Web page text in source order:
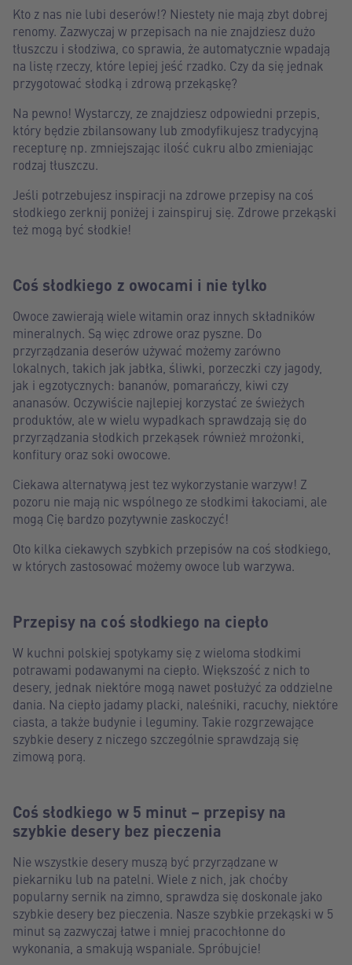
Kto z nas nie lubi deserów!? Niestety nie mają zbyt dobrej
renomy. Zazwyczaj w przepisach na nie znajdziesz dużo
tłuszczu i słodziwa, co sprawia, że automatycznie wpadają
na listę rzeczy, które lepiej jeść rzadko. Czy da się jednak
przygotować słodką i zdrową przekąskę?
Na pewno! Wystarczy, ze znajdziesz odpowiedni przepis,
który będzie zbilansowany lub zmodyfikujesz tradycyjną
recepturę np. zmniejszając ilość cukru albo zmieniając
rodzaj tłuszczu.
Jeśli potrzebujesz inspiracji na zdrowe przepisy na coś
słodkiego zerknij poniżej i zainspiruj się. Zdrowe przekąski
też mogą być słodkie!
Coś słodkiego z owocami i nie tylko
Owoce zawierają wiele witamin oraz innych składników
mineralnych. Są więc zdrowe oraz pyszne. Do
przyrządzania deserów używać możemy zarówno
lokalnych, takich jak jabłka, śliwki, porzeczki czy jagody,
jak i egzotycznych: bananów, pomarańczy, kiwi czy
ananasów. Oczywiście najlepiej korzystać ze świeżych
produktów, ale w wielu wypadkach sprawdzają się do
przyrządzania słodkich przekąsek również mrożonki,
konfitury oraz soki owocowe.
Ciekawa alternatywą jest tez wykorzystanie warzyw! Z
pozoru nie mają nic wspólnego ze słodkimi łakociami, ale
mogą Cię bardzo pozytywnie zaskoczyć!
Oto kilka ciekawych szybkich przepisów na coś słodkiego,
w których zastosować możemy owoce lub warzywa.
Przepisy na coś słodkiego na ciepło
W kuchni polskiej spotykamy się z wieloma słodkimi
potrawami podawanymi na ciepło. Większość z nich to
desery, jednak niektóre mogą nawet posłużyć za oddzielne
dania. Na ciepło jadamy placki, naleśniki, racuchy, niektóre
ciasta, a także budynie i leguminy. Takie rozgrzewające
szybkie desery z niczego szczególnie sprawdzają się
zimową porą.
Coś słodkiego w 5 minut – przepisy na
szybkie desery bez pieczenia
Nie wszystkie desery muszą być przyrządzane w
piekarniku lub na patelni. Wiele z nich, jak choćby
popularny sernik na zimno, sprawdza się doskonale jako
szybkie desery bez pieczenia. Nasze szybkie przekąski w 5
minut są zazwyczaj łatwe i mniej pracochłonne do
wykonania, a smakują wspaniale. Spróbujcie!